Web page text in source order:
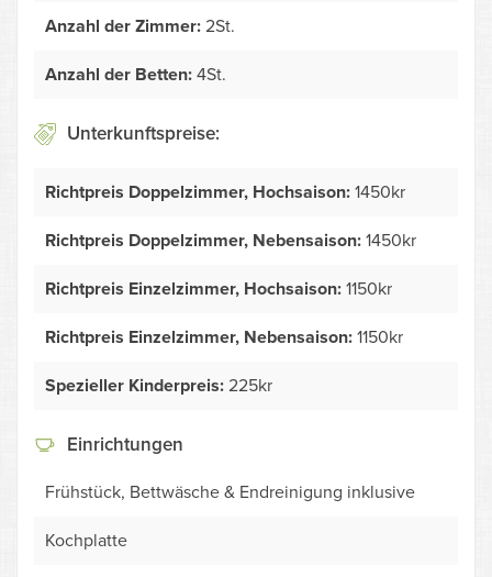
Anzahl der Zimmer: 2St.
Anzahl der Betten: 4St.
Unterkunftspreise:
Richtpreis Doppelzimmer, Hochsaison: 1450kr
Richtpreis Doppelzimmer, Nebensaison: 1450kr
Richtpreis Einzelzimmer, Hochsaison: 1150kr
Richtpreis Einzelzimmer, Nebensaison: 1150kr
Spezieller Kinderpreis: 225kr
Einrichtungen
Frühstück, Bettwäsche & Endreinigung inklusive
Kochplatte